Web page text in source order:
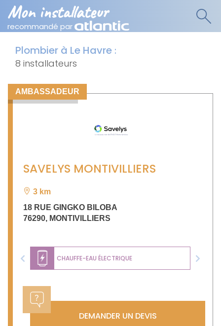
Mon installateur
recommandé par
Plombier à Le Havre :
8 installateurs
AMBASSADEUR
SAVELYS MONTIVILLIERS
3 km
18 RUE GINGKO BILOBA
76290, MONTIVILLIERS
CHAUFFE-EAU ÉLECTRIQUE
Previous Next
DEMANDER UN DEVIS